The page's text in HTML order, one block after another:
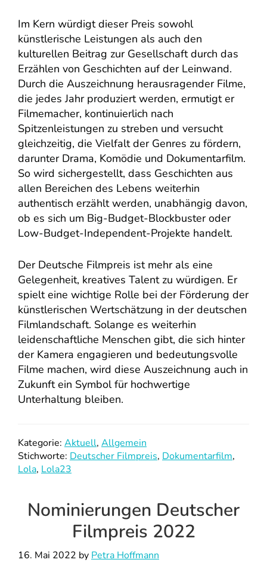
Im Kern würdigt dieser Preis sowohl
künstlerische Leistungen als auch den
kulturellen Beitrag zur Gesellschaft durch das
Erzählen von Geschichten auf der Leinwand.
Durch die Auszeichnung herausragender Filme,
die jedes Jahr produziert werden, ermutigt er
Filmemacher, kontinuierlich nach
Spitzenleistungen zu streben und versucht
gleichzeitig, die Vielfalt der Genres zu fördern,
darunter Drama, Komödie und Dokumentarfilm.
So wird sichergestellt, dass Geschichten aus
allen Bereichen des Lebens weiterhin
authentisch erzählt werden, unabhängig davon,
ob es sich um Big-Budget-Blockbuster oder
Low-Budget-Independent-Projekte handelt.
Der Deutsche Filmpreis ist mehr als eine
Gelegenheit, kreatives Talent zu würdigen. Er
spielt eine wichtige Rolle bei der Förderung der
künstlerischen Wertschätzung in der deutschen
Filmlandschaft. Solange es weiterhin
leidenschaftliche Menschen gibt, die sich hinter
der Kamera engagieren und bedeutungsvolle
Filme machen, wird diese Auszeichnung auch in
Zukunft ein Symbol für hochwertige
Unterhaltung bleiben.
Kategorie: Aktuell, Allgemein
Stichworte: Deutscher Filmpreis, Dokumentarfilm,
Lola, Lola23
Nominierungen Deutscher
Filmpreis 2022
16. Mai 2022 by Petra Hoffmann